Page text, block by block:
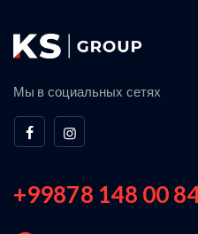
Мы в социальных сетях
+99878 148 00